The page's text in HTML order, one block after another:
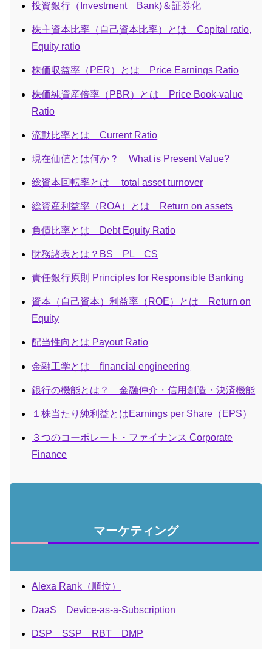
投資銀行（Investment Bank)＆証券化
株主資本比率（自己資本比率）とは Capital ratio,
Equity ratio
株価収益率（PER）とは Price Earnings Ratio
株価純資産倍率（PBR）とは Price Book-value
Ratio
流動比率とは Current Ratio
現在価値とは何か？ What is Present Value?
総資本回転率とは total asset turnover
総資産利益率（ROA）とは Return on assets
負債比率とは Debt Equity Ratio
財務諸表とは？BS PL CS
責任銀行原則 Principles for Responsible Banking
資本（自己資本）利益率（ROE）とは Return on
Equity
配当性向とは Payout Ratio
金融工学とは financial engineering
銀行の機能とは？ 金融仲介・信用創造・決済機能
１株当たり純利益とはEarnings per Share（EPS）
３つのコーポレート・ファイナンス Corporate
Finance
マーケティング
Alexa Rank（順位）
DaaS Device-as-a-Subscription
DSP SSP RBT DMP